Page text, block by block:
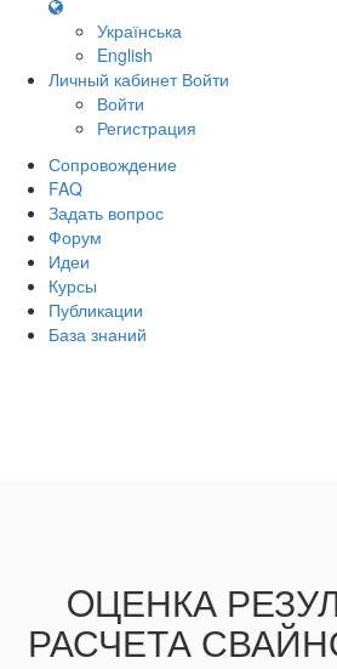
Українська
English
Личный кабинет Войти
Войти
Регистрация
Сопровождение
FAQ
Задать вопрос
Форум
Идеи
Курсы
Публикации
База знаний
OЦЕНКА
РАСЧЕТА